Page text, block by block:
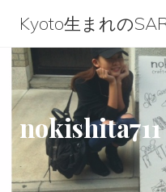
content
primary
sidebar
footer
Kyoto生まれの
Kyoto
生
ま
れ
SARA
nokishita711